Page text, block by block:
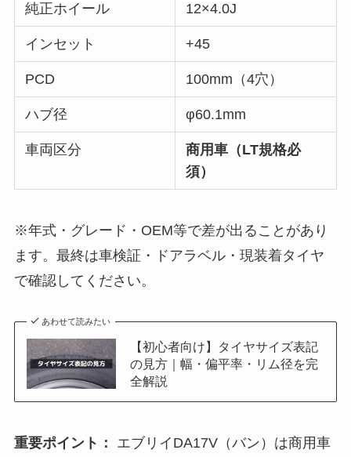
純正ホイール 12×4.0J
インセット +45
PCD 100mm（4穴）
ハブ径 φ60.1mm
車両区分
商用車（LT規格必
須）
※年式・グレード・OEM等で差が出ることがあり
ます。最終は車検証・ドアラベル・現装着タイヤ
で確認してください。
あわせて読みたい
【初心者向け】タイヤサイズ表記
の見方｜幅・偏平率・リム径を完
全解説
重要ポイント：
エブリイDA17V（バン）は商用車